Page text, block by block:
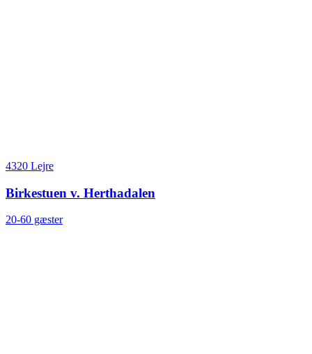
4320 Lejre
Birkestuen v. Herthadalen
20-60 gæster